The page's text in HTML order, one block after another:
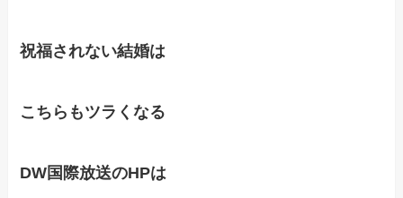
祝福されない結婚は
こちらもツラくなる
DW国際放送のHPは